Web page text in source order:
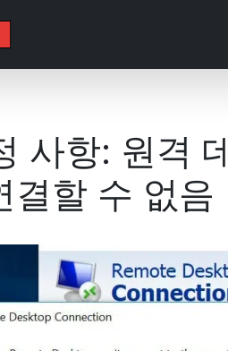
사항: 원격
결할 수 없음